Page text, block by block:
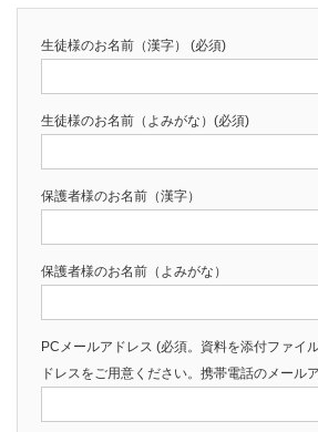
生徒様のお名前（漢字） (必須)
生徒様のお名前（よみがな）(必須)
保護者様のお名前（漢字）
保護者様のお名前（よみがな）
PCメールアドレス (必須。資料を添付ファイ
ドレスをご用意ください。携帯電話のメール